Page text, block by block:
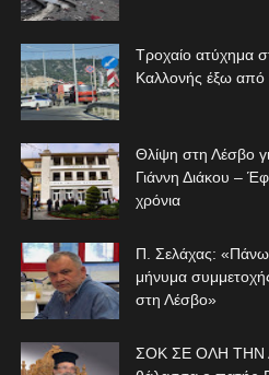
Τροχαίο ατύχημα
Καλλονής έξω από
Θλίψη στη Λέσβο
Γιάννη Διάκου –
χρόνια
Π. Σελάχας: «Πάνω
μήνυμα
στη Λέσβο»
ΣΟΚ ΣΕ ΟΛΗ ΤΗΝ